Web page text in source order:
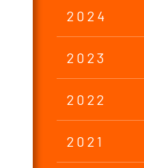
2024
2023
2022
2021